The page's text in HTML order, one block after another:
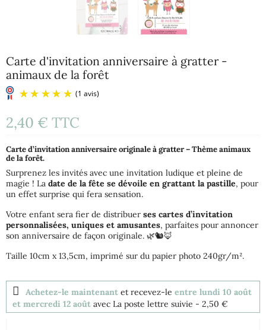
Carte d'invitation anniversaire à gratter -
animaux de la forêt
2,40 € TTC
Carte d’invitation anniversaire originale à gratter – Thème animaux
de la forêt.
Surprenez les invités avec une invitation ludique et pleine de
magie ! La date de la fête se dévoile en grattant la pastille, pour
un effet surprise qui fera sensation.
Votre enfant sera fier de distribuer ses cartes d’invitation
personnalisées, uniques et amusantes, parfaites pour annoncer
son anniversaire de façon originale. 🌿🐿️🦊
Taille 10cm x 13,5cm, imprimé sur du papier photo 240gr/m².
Achetez-le maintenant et recevez-le entre lundi 10 août
et mercredi 12 août avec La poste lettre suivie - 2,50 €